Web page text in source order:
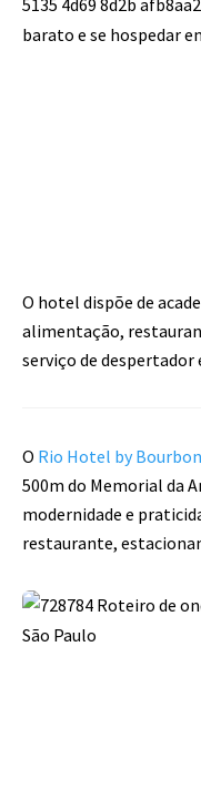
O hotel dispõe de
alimentação,
serviço de despertador
O Rio Hotel by Bourbon
500m do Memorial da
modernidade e
restaurante,